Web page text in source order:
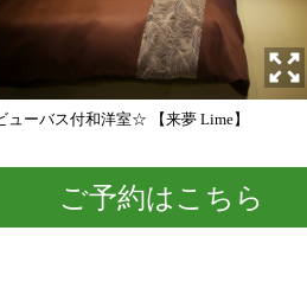
ューバス付和洋室☆ 【来夢 Lime】
ご予約はこちら